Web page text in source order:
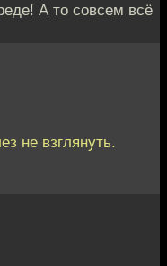
А то совсем всё
не взглянуть.